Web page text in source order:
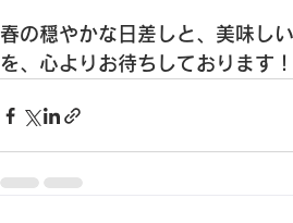
春の穏やかな日差しと、美味し
を、心よりお待ちしております！